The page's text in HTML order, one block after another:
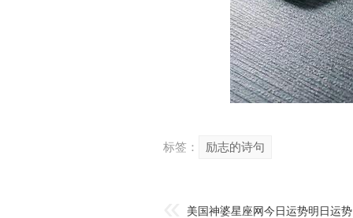
标签： 励志的诗句
美国神婆星座网今日运势明日运势